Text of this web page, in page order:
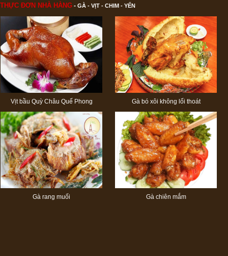
THỰC ĐƠN NHÀ HÀNG - GÀ - VỊT - CHIM - YẾN
Vịt bầu Quỳ Châu Quế Phong Gà bó xôi không lối thoát
Gà rang muối Gà chiên mắm